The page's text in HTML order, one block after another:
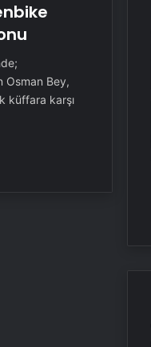
Osman Bey,
küffara karşı